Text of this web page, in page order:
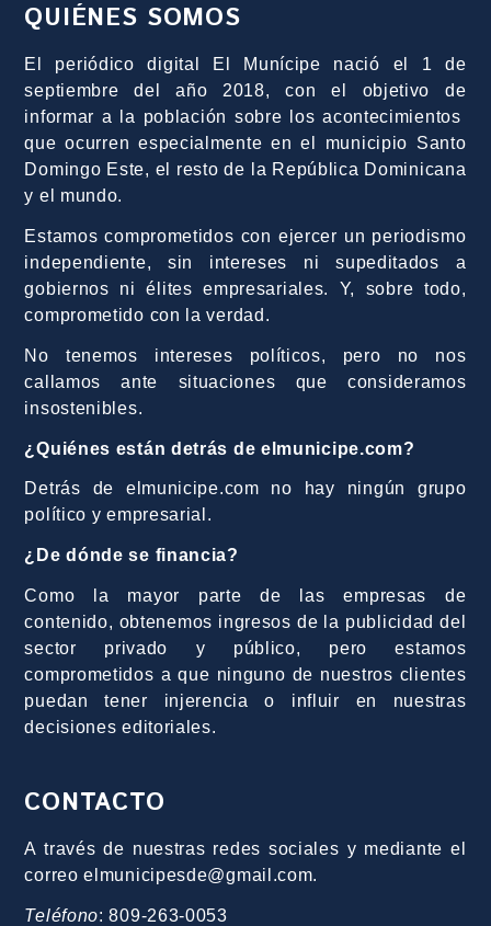
QUIÉNES SOMOS
El periódico digital El Munícipe nació el 1 de
septiembre del año 2018, con el objetivo de
informar a la población sobre los acontecimientos
que ocurren especialmente en el municipio Santo
Domingo Este, el resto de la República Dominicana
y el mundo.
Estamos comprometidos con ejercer un periodismo
independiente, sin intereses ni supeditados a
gobiernos ni élites empresariales. Y, sobre todo,
comprometido con la verdad.
No tenemos intereses políticos, pero no nos
callamos ante situaciones que consideramos
insostenibles.
¿Quiénes están detrás de elmunicipe.com?
Detrás de elmunicipe.com no hay ningún grupo
político y empresarial.
¿De dónde se financia?
Como la mayor parte de las empresas de
contenido, obtenemos ingresos de la publicidad del
sector privado y público, pero estamos
comprometidos a que ninguno de nuestros clientes
puedan tener injerencia o influir en nuestras
decisiones editoriales.
CONTACTO
A través de nuestras redes sociales y mediante el
correo elmunicipesde@gmail.com.
Teléfono: 809-263-0053